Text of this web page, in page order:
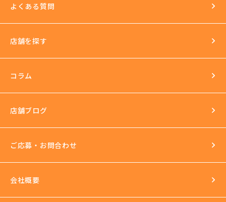
イベントもいっぱい
環境
長年の運営実績
完全個室
スタッフ研修
セクハラ根絶
よくある質問
店舗を探す
コラム
店舗ブログ
ご応募・お問合わせ
会社概要